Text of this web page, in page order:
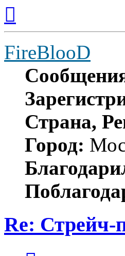
началу
FireBlooD
Страна,
Город:
Re: Стрейч-